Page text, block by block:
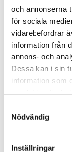
och annonserna
för sociala
vidarebefordrar
information från
annons- och
Dessa kan i sin
information som
Nödvändig
Inställningar
Strömtänger
Universal Technic